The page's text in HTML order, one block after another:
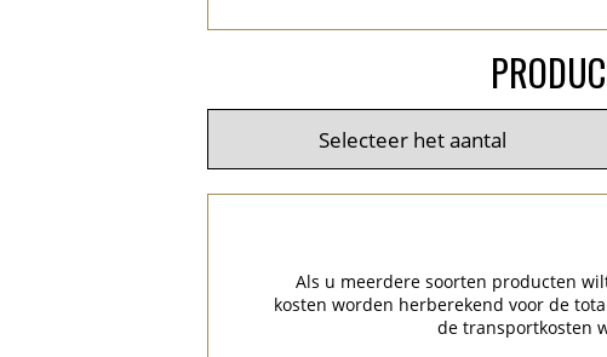
Als u meerdere soorten producten
kosten worden herberekend voor de
de transportkosten